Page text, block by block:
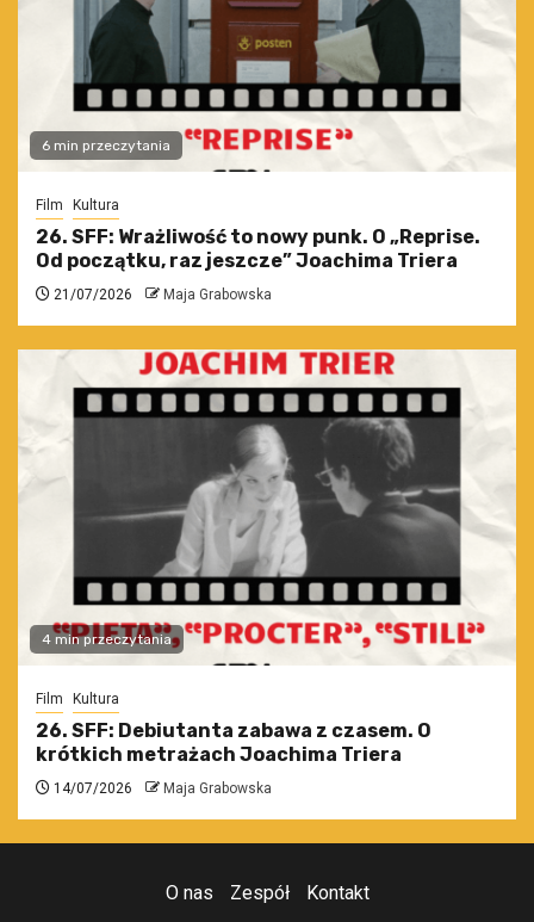
6 min przeczytania
Film Kultura
26. SFF: Wrażliwość to nowy punk. O „Reprise.
Od początku, raz jeszcze” Joachima Triera
21/07/2026 Maja Grabowska
4 min przeczytania
Film Kultura
26. SFF: Debiutanta zabawa z czasem. O
krótkich metrażach Joachima Triera
14/07/2026 Maja Grabowska
O nas Zespół Kontakt